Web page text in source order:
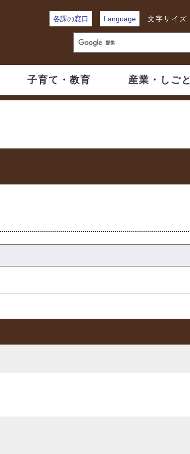
各課の窓口 Language 文字サイズ
子育て・教育 産業・しごと